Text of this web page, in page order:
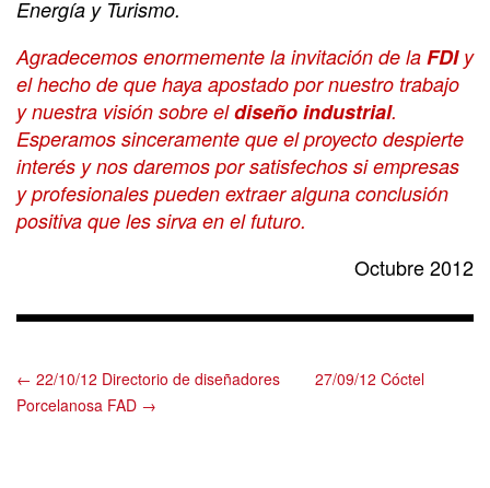
Energía y Turismo.
Agradecemos enormemente la invitación de la FDIy
el hecho de que haya apostado por nuestro trabajo
y nuestra visión sobre eldiseño industrial.
Esperamos sinceramente que el proyecto despierte
interés y nos daremos por satisfechos si empresas
y profesionales pueden extraer alguna conclusión
positiva que les sirva en el futuro.
Octubre 2012
← 22/10/12 Directorio de diseñadores
27/09/12 Cóctel
Porcelanosa FAD →